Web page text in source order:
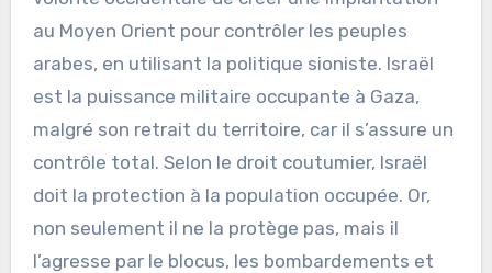
au Moyen Orient pour contrôler les peuples
arabes, en utilisant la politique sioniste. Israël
est la puissance militaire occupante à Gaza,
malgré son retrait du territoire, car il s’assure un
contrôle total. Selon le droit coutumier, Israël
doit la protection à la population occupée. Or,
non seulement il ne la protège pas, mais il
l’agresse par le blocus, les bombardements et